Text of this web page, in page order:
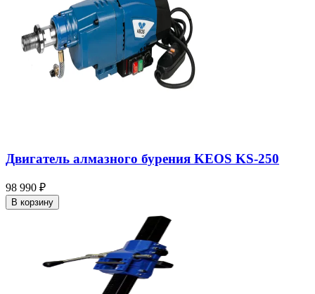
Двигатель алмазного бурения KEOS KS-250
98 990 ₽
В корзину